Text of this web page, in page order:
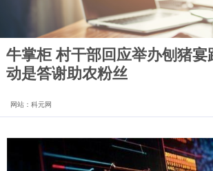
牛掌柜 村干部回应举办刨猪
动是答谢助农粉丝
网站：科元网